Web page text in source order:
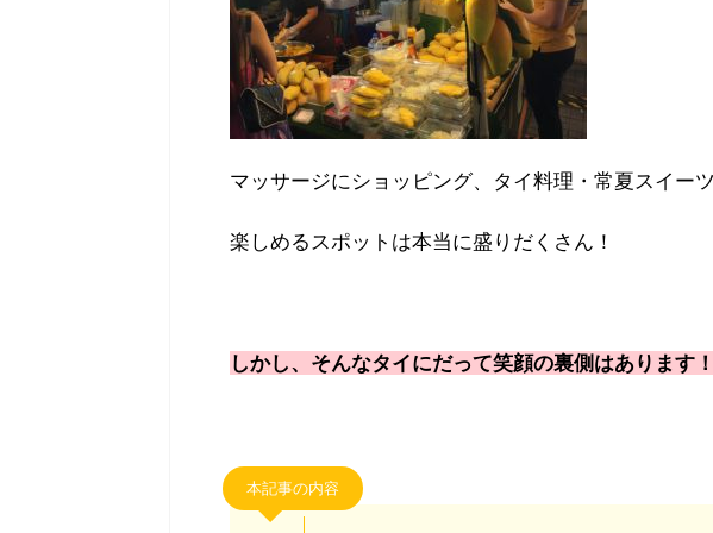
マッサージにショッピング、タイ料理・常夏スイー
楽しめるスポットは本当に盛りだくさん！
しかし、そんなタイにだって笑顔の裏側はあります！
本記事の内容
」和洋食ビュッフェ！ もちろん、シェフ
前でオムレツを焼いてくれる「ライブキ
」も★ 佐藤１歳児連れでもゆっくり宿泊
ホテルニューアワジプラザ！ 私がこちら
です！ 「洗い場付きのお風呂」「展望露天風
呂」「高級ビュッフェ」まで リフレッシュの
「すべて」がそろっています！ クリックできる
目次神戸みなと温泉 蓮スタッフのサービスはど
う？ ...